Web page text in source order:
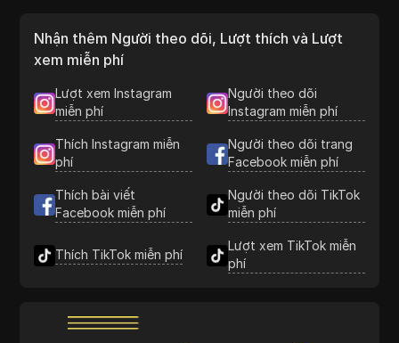
Nhận thêm Người theo dõi, Lượt thích và Lượt
xem miễn phí
Lượt xem Instagram
miễn phí
Người theo dõi
Instagram miễn phí
Thích Instagram miễn
phí
Người theo dõi trang
Facebook miễn phí
Thích bài viết
Facebook miễn phí
Người theo dõi TikTok
miễn phí
Thích TikTok miễn phí
Lượt xem TikTok miễn
phí